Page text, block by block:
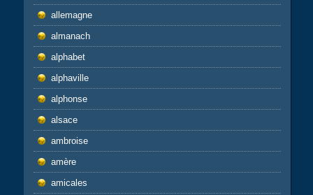
allemagne
almanach
alphabet
alphaville
alphonse
alsace
ambroise
amère
amicales